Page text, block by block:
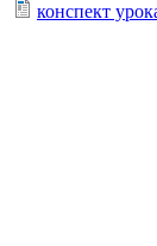
конспект